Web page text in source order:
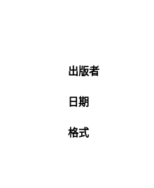
出版者
日期
格式